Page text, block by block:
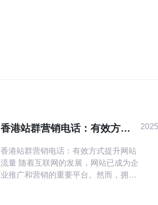
香港站群营销电话：有效方式
香港站群营销电话：有效方式提升网站
流量 随着互联网的发展，网站已成为企
业推广和营销的重要平台。然而，拥有